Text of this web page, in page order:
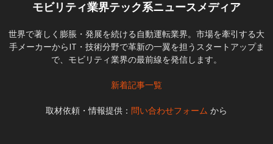
モビリティ業界テック系ニュースメディア
世界で著しく膨脹・発展を続ける自動運転業界。市場を牽引する大
手メーカーからIT・技術分野で革新の一翼を担うスタートアップま
で、モビリティ業界の最前線を発信します。
新着記事一覧
取材依頼・情報提供： 問い合わせフォーム から